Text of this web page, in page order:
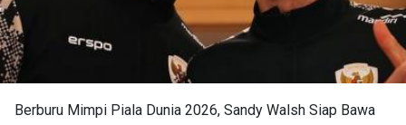
Berburu Mimpi Piala Dunia 2026, Sandy Walsh Siap Bawa